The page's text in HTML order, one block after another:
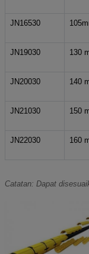
JN16530
JN19030 130
JN20030 140
JN21030 150
JN22030 160
Catatan: Dapat